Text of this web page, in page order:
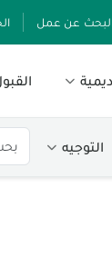
عن عمل
التوجيه